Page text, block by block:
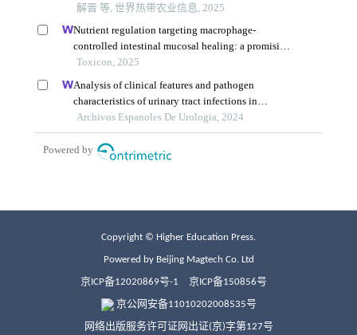
Copyright © Higher Education Press.
Powered by Beijing Magtech Co. Ltd
京ICP备12020869号-1 京ICP备150856号
京公网安备11010202008535号
网络出版服务许可证网出证(京)字第127号